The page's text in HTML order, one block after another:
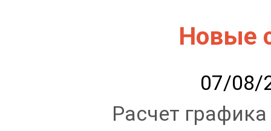
Новые
07/08/
Расчет